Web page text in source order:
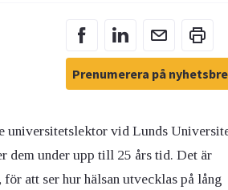
Prenumerera på
universitetslektor vid Lunds
dem under upp till 25 års tid. Det är
att ser hur hälsan utvecklas på lång